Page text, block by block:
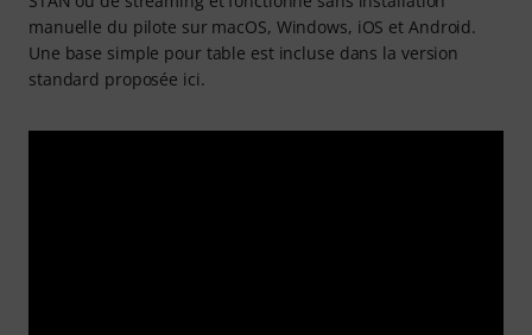
manuelle du pilote sur macOS, Windows, iOS et Android.
Une base simple pour table est incluse dans la version
standard proposée ici.